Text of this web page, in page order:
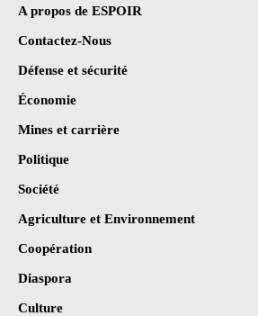
A propos de ESPOIR
Contactez-Nous
Défense et sécurité
Économie
Mines et carrière
Politique
Société
Agriculture et Environnement
Coopération
Diaspora
Culture